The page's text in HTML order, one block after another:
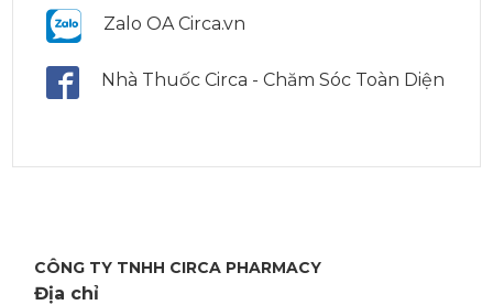
Zalo OA Circa.vn
Nhà Thuốc Circa - Chăm Sóc Toàn Diện
CÔNG TY TNHH CIRCA PHARMACY
Địa chỉ